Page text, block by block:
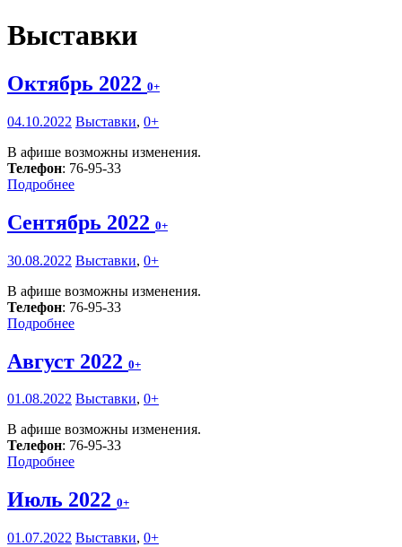
Выставки
Октябрь 2022 0+
04.10.2022 Выставки, 0+
В афише возможны изменения.
Телефон: 76-95-33
Подробнее
Сентябрь 2022 0+
30.08.2022 Выставки, 0+
В афише возможны изменения.
Телефон: 76-95-33
Подробнее
Август 2022 0+
01.08.2022 Выставки, 0+
В афише возможны изменения.
Телефон: 76-95-33
Подробнее
Июль 2022 0+
01.07.2022 Выставки, 0+